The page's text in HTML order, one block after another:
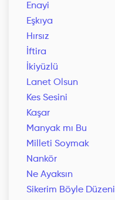
Enayi
Eşkıya
Hırsız
İftira
İkiyüzlü
Lanet Olsun
Kes Sesini
Kaşar
Manyak mı Bu
Milleti Soymak
Nankör
Ne Ayaksın
Sikerim Böyle Düzeni